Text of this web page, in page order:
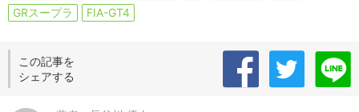
GRスープラ
FIA-GT4
この記事を
シェアする